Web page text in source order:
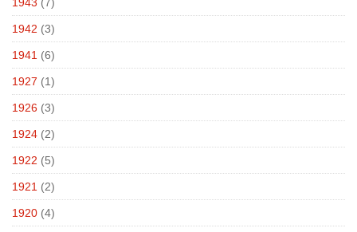
1942 (3)
1941 (6)
1927 (1)
1926 (3)
1924 (2)
1922 (5)
1921 (2)
1920 (4)